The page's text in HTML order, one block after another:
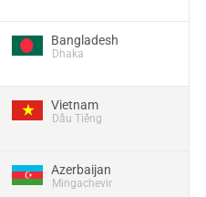
Bangladesh
Dhaka
Vietnam
Dầu Tiếng
Azerbaijan
Mingachevir